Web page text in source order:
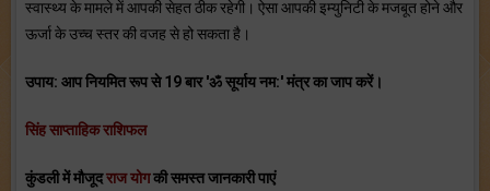
स्‍वास्‍थ्‍य के मामले में आपकी सेहत ठीक रहेगी। ऐसा आपकी इम्‍युनिटी के मजबूत होने और
ऊर्जा के उच्‍च स्‍तर की वजह से हो सकता है।
उपाय: आप नियमित रूप से 19 बार 'ॐ सूर्याय नम:' मंत्र का जाप करें।
सिंह साप्ताहिक राशिफल
कुंडली में मौजूदराज योगकी समस्त जानकारी पाएं